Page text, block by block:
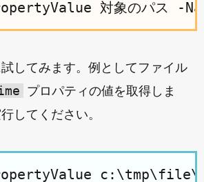
してみます。例としてファイル
プロパティの値を取得しま
してください。